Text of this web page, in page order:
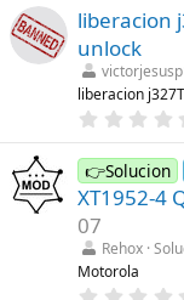
liberacion
unlock
liberacion
👉Solucion
XT1952-4
07
Rehox
Motorola